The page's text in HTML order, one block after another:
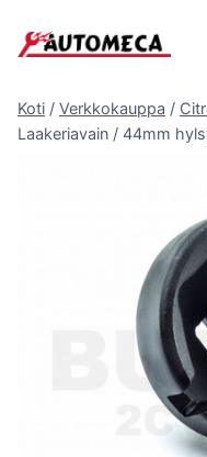
sisältöön
Koti / Verkkokauppa /
Laakeriavain / 44mm